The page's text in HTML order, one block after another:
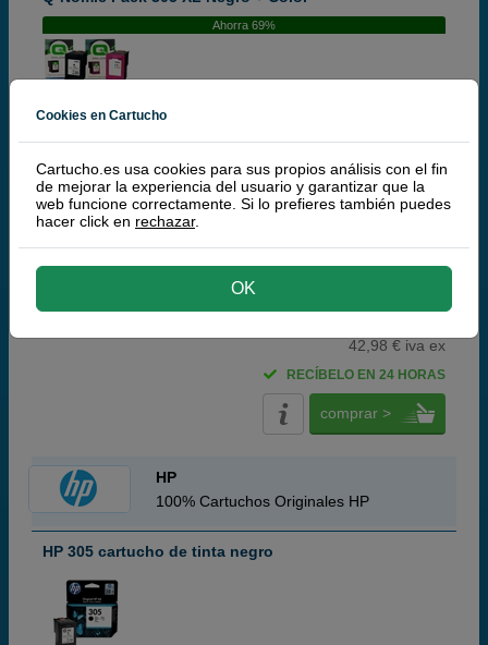
Ahorra 69%
Cartuchos de tinta o toners que contiene el pack:
Q-Nomic 305XL (3YM63AE) cartucho de tinta color XL 15 ml
Pack ahorro
(9,5 / 83 opiniones)
42,98 € iva ex
RECÍBELO EN 24 HORAS
comprar >
HP
100% Cartuchos Originales HP
HP 305 cartucho de tinta negro
Cookies en Cartucho
Cartucho.es usa cookies para sus propios análisis con el fin
de mejorar la experiencia del usuario y garantizar que la
web funcione correctamente. Si lo prefieres también puedes
hacer click en rechazar.
OK